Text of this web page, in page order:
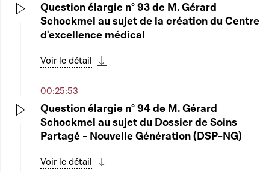
Question élargie n° 93 de M. Gérard
Schockmel au sujet de la création du Centre
d'excellence médical
Voir le détail
00:25:53
Question élargie n° 94 de M. Gérard
Schockmel au sujet du Dossier de Soins
Partagé - Nouvelle Génération (DSP-NG)
Voir le détail
Play